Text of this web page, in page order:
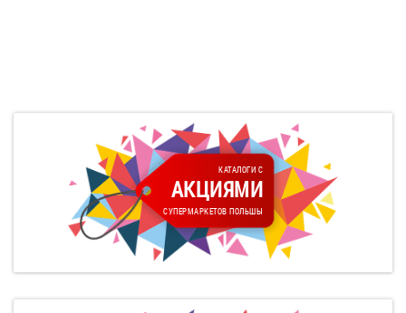
КАТАЛОГИ С
АКЦИЯМИ
СУПЕРМАРКЕТОВ ПОЛЬШЫ